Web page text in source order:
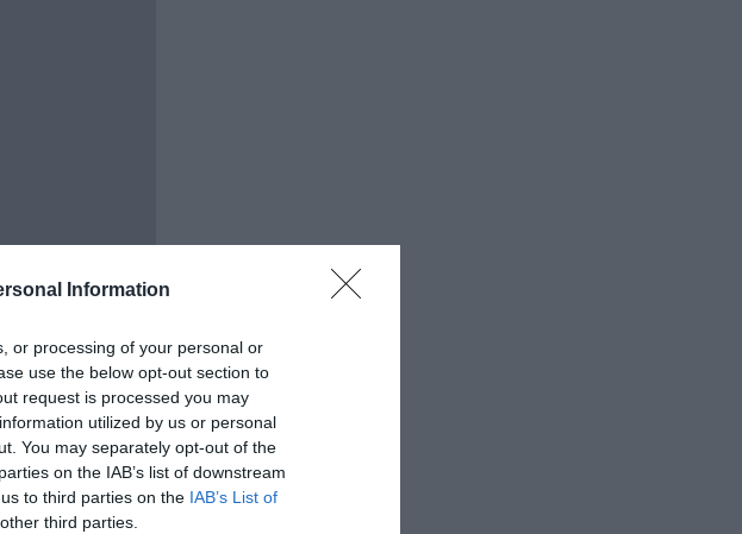
Information
or processing of your personal or
use the below opt-out section to
request is processed you may
utilized by us or personal
You may separately opt-out of the
on the IAB’s list of downstream
to third parties on the IAB’s List of
third parties.